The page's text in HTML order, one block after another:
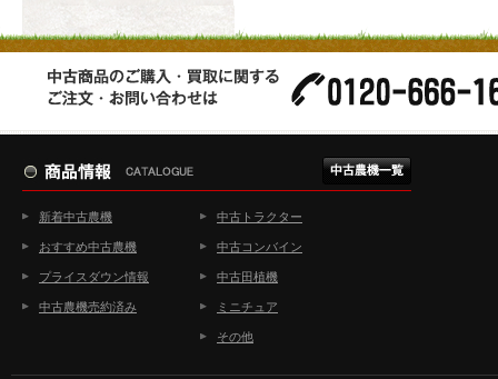
新着中古農機
おすすめ中古農機
プライスダウン情報
中古農機売約済み
中古トラクター
中古コンバイン
中古田植機
ミニチュア
その他